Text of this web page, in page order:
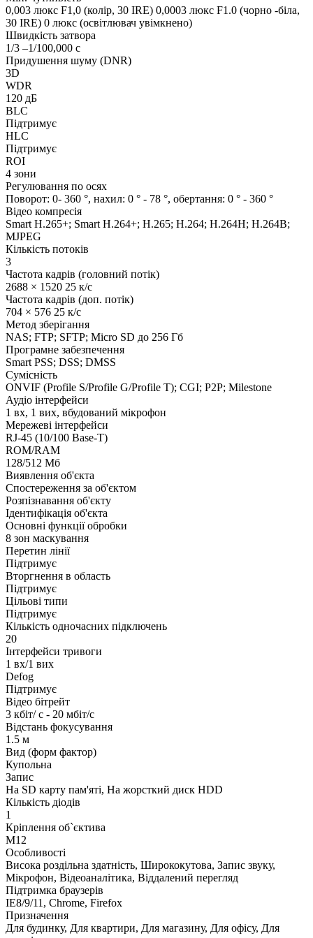
0,003 люкс F1,0 (колір, 30 IRE) 0,0003 люкс F1.0 (чорно -біла,
30 IRE) 0 люкс (освітлювач увімкнено)
Швидкість затвора
1/3 –1/100,000 с
Придушення шуму (DNR)
3D
WDR
120 дБ
BLC
Підтримує
HLC
Підтримує
ROI
4 зони
Регулювання по осях
Поворот: 0- 360 °, нахил: 0 ° - 78 °, обертання: 0 ° - 360 °
Відео компресія
Smart H.265+; Smart H.264+; H.265; H.264; H.264H; H.264B;
MJPEG
Кількість потоків
3
Частота кадрів (головний потік)
2688 × 1520 25 к/с
Частота кадрів (доп. потік)
704 × 576 25 к/с
Метод зберігання
NAS; FTP; SFTP; Micro SD до 256 Гб
Програмне забезпечення
Smart PSS; DSS; DMSS
Сумісність
ONVIF (Profile S/Profile G/Profile T); CGI; P2P; Milestone
Аудіо інтерфейси
1 вх, 1 вих, вбудований мікрофон
Мережеві інтерфейси
RJ-45 (10/100 Base-T)
ROM/RAM
128/512 Мб
Виявлення об'єкта
Спостереження за об'єктом
Розпізнавання об'єкту
Ідентифікація об'єкта
Основні функції обробки
8 зон маскування
Перетин лінії
Підтримує
Вторгнення в область
Підтримує
Цільові типи
Підтримує
Кількість одночасних підключень
20
Інтерфейси тривоги
1 вх/1 вих
Defog
Підтримує
Відео бітрейт
3 кбіт/ с - 20 мбіт/с
Відстань фокусування
1.5 м
Вид (форм фактор)
Купольна
Запис
На SD карту пам'яті, На жорсткий диск HDD
Кількість діодів
1
Кріплення об`єктива
M12
Особливості
Висока роздільна здатність, Ширококутова, Запис звуку,
Мікрофон, Відеоаналітика, Віддалений перегляд
Підтримка браузерів
IE8/9/11, Chrome, Firefox
Призначення
Для будинку, Для квартири, Для магазину, Для офісу, Для